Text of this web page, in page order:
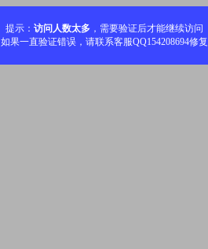
提示： 访问人数太多 ，需要验证后才能继续访问
如果一直验证错误，请联系客服QQ154208694修复